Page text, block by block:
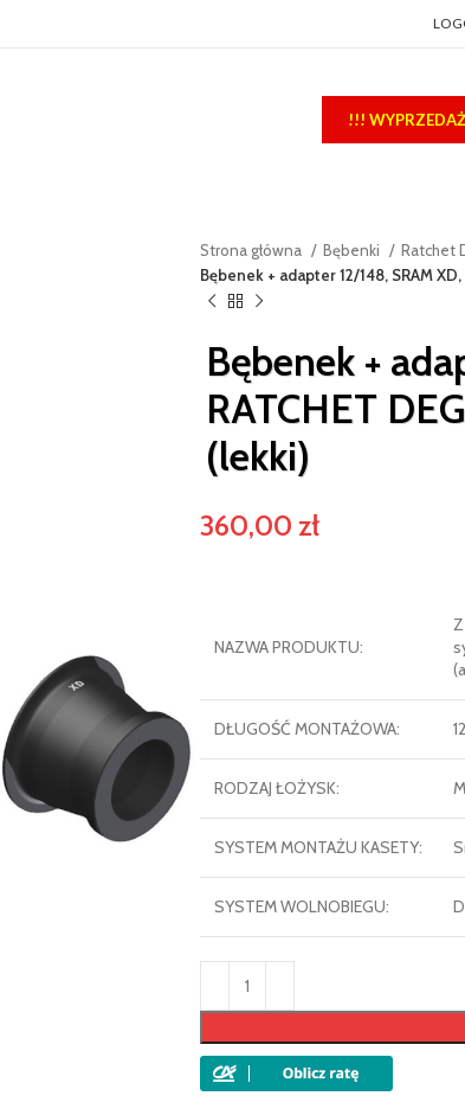
!!!
Strona główna Bębenki
Ratchet
Bębenek + adapter 12/148, SRAM
Bębenek +
RATCHET
(lekki)
360,00 zł
NAZWA PRODUKTU:
DŁUGOŚĆ MONTAŻOWA:
RODZAJ ŁOŻYSK:
SYSTEM MONTAŻU KASETY:
SYSTEM WOLNOBIEGU: